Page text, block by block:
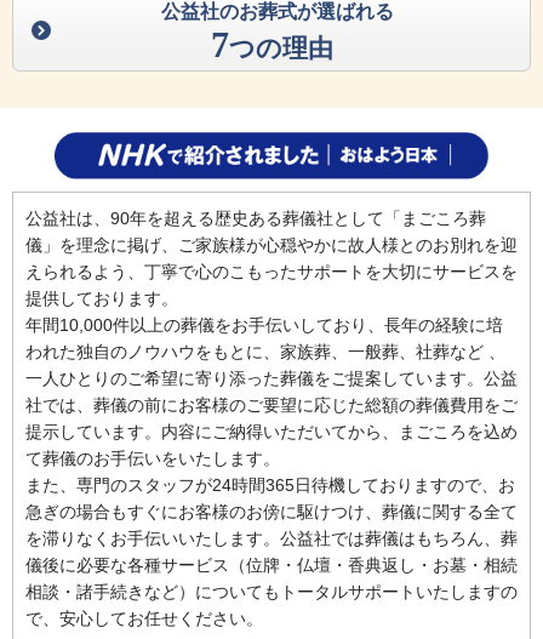
公益社のお葬式が選ばれる
7つの理由
公益社は、90年を超える歴史ある葬儀社として「まごころ葬
儀」を理念に掲げ、ご家族様が心穏やかに故人様とのお別れを迎
えられるよう、丁寧で心のこもったサポートを大切にサービスを
提供しております。
年間10,000件以上の葬儀をお手伝いしており、長年の経験に培
われた独自のノウハウをもとに、家族葬、一般葬、社葬など 、
一人ひとりのご希望に寄り添った葬儀をご提案しています。公益
社では、葬儀の前にお客様のご要望に応じた総額の葬儀費用をご
提示しています。内容にご納得いただいてから、まごころを込め
て葬儀のお手伝いをいたします。
また、専門のスタッフが24時間365日待機しておりますので、お
急ぎの場合もすぐにお客様のお傍に駆けつけ、葬儀に関する全て
を滞りなくお手伝いいたします。公益社では葬儀はもちろん、葬
儀後に必要な各種サービス（位牌・仏壇・香典返し・お墓・相続
相談・諸手続きなど）についてもトータルサポートいたしますの
で、安心してお任せください。